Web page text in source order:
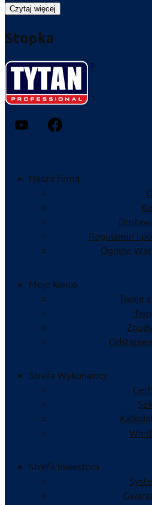
Czytaj więcej
Stopka
Nasza firma
Regulamin i
Ogólne
Moje konto
Twoje
Strefa Wykonawcy
Strefa Inwestora